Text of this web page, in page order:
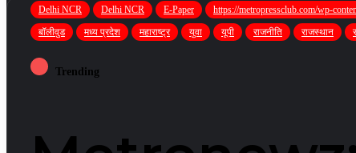
Delhi NCR Delhi NCR E-Paper https://metropressclub.com/wp-
बॉलीवुड
मध्य प्रदेश महाराष्ट्र युवा यूपी राजनीति राजस्थान
Trending